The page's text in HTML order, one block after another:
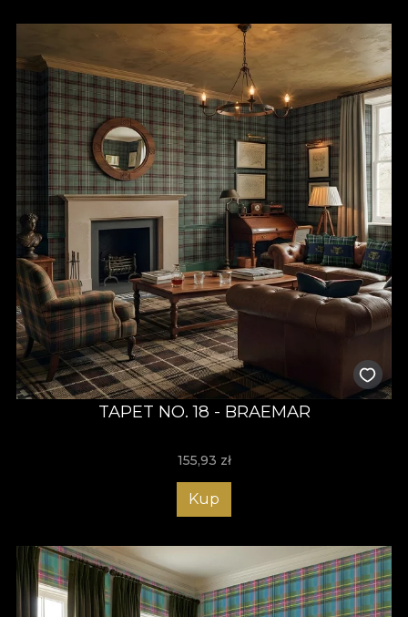
TAPET NO. 18 - BRAEMAR
155,93 zł
Kup